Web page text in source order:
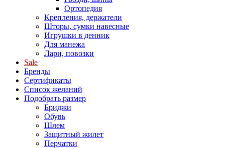
Ортопедия
Крепления, держатели
Шторы, сумки навесные
Игрушки в денник
Для манежа
Лари, повозки
Sale
Бренды
Сертификаты
Список желаний
Подобрать размер
Бриджи
Обувь
Шлем
Защитный жилет
Перчатки